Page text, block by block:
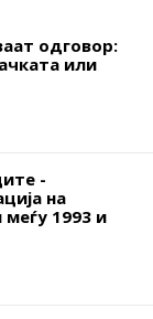
одговор:
или
-
на
1993 и